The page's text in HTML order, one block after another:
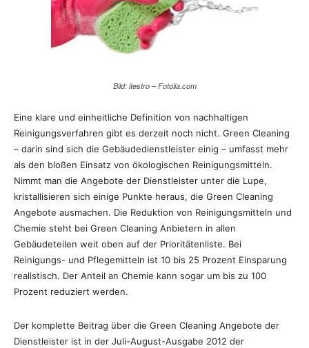
Bild: itestro – Fotolia.com
Eine klare und einheitliche Definition von nachhaltigen
Reinigungsverfahren gibt es derzeit noch nicht. Green Cleaning
– darin sind sich die Gebäudedienstleister einig – umfasst mehr
als den bloßen Einsatz von ökologischen Reinigungsmitteln.
Nimmt man die Angebote der Dienstleister unter die Lupe,
kristallisieren sich einige Punkte heraus, die Green Cleaning
Angebote ausmachen. Die Reduktion von Reinigungsmitteln und
Chemie steht bei Green Cleaning Anbietern in allen
Gebäudeteilen weit oben auf der Prioritätenliste. Bei
Reinigungs- und Pflegemitteln ist 10 bis 25 Prozent Einsparung
realistisch. Der Anteil an Chemie kann sogar um bis zu 100
Prozent reduziert werden.
Der komplette Beitrag über die Green Cleaning Angebote der
Dienstleister ist in der Juli-August-Ausgabe 2012 der